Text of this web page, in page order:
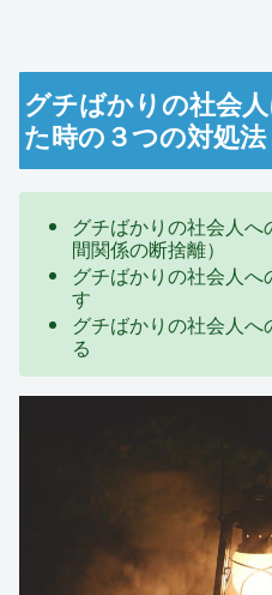
グチばかりの社会
た時の３つの対処法
グチばかりの社会人
間関係の断捨離）
グチばかりの社会人
す
グチばかりの社会人
る